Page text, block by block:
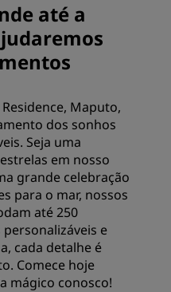
até a
Maputo,
dos sonhos
Seja uma
em nosso
grande celebração
para o mar, nossos
até 250
e
cada detalhe é
Comece hoje
mágico conosco!